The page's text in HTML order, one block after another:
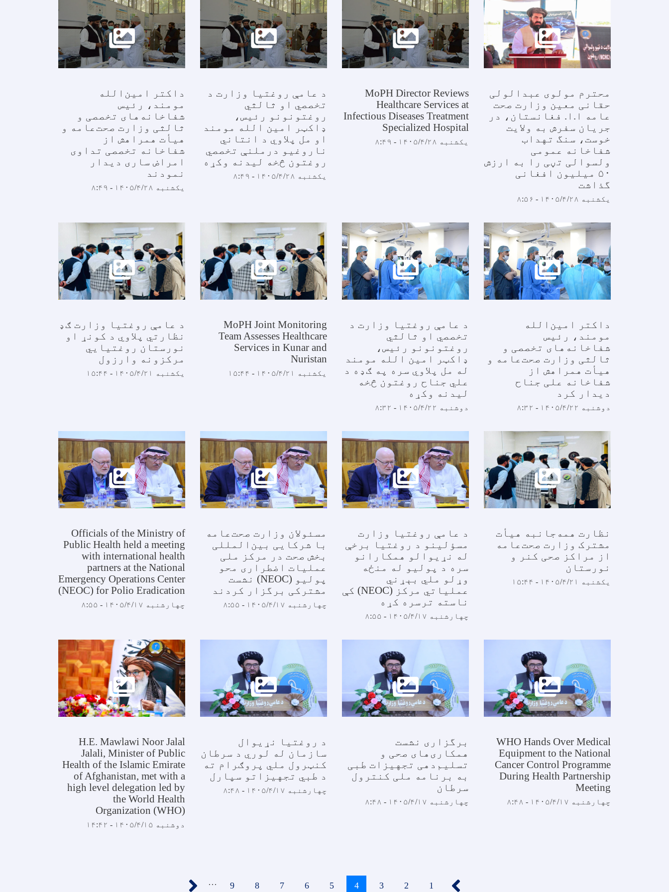
محترم مولوی عبدالولی
حقانی معین وزارت صحت
عامه ا.ا. فغانستان، در
جریان سفرش به ولایت
خوست، سنگ تهداب
شفاخانه عمومی
ولسوالی تڼی را به ارزش
۵۰ میلیون افغانی
گذاشت
یکشنبه ۱۴۰۵/۴/۲۸ - ۸:۵۶
MoPH Director Reviews
Healthcare Services at
Infectious Diseases Treatment
Specialized Hospital
یکشنبه ۱۴۰۵/۴/۲۸ - ۸:۴۹
د عامې روغتیا وزارت د
تخصصي او ثالثي
روغتونونو رئیس،
ډاکټر امین الله مومند
او مل پلاوي د انتاني
ناروغیو درملنې تخصصي
روغتون څخه لیدنه وکړه
یکشنبه ۱۴۰۵/۴/۲۸ - ۸:۴۹
داکتر امین‌الله
مومند، رئیس
شفاخانه‌های تخصصی و
ثالثی وزارت صحت‌عامه و
هیأت همراهش از
شفاخانه تخصصی تداوی
امراض ساری دیدار
نمودند
یکشنبه ۱۴۰۵/۴/۲۸ - ۸:۴۹
داکتر امین‌الله
مومند، رئیس
شفاخانه‌های تخصصی و
ثالثی وزارت صحت‌عامه و
هیأت همراهش از
شفاخانه علی جناح
دیدار کرد
دوشنبه ۱۴۰۵/۴/۲۲ - ۸:۳۲
د عامې روغتیا وزارت د
تخصصي او ثالثي
روغتونونو رئیس،
ډاکټر امین الله مومند
له مل پلاوي سره په ګډه د
علي جناح روغتون څخه
لیدنه وکړه
دوشنبه ۱۴۰۵/۴/۲۲ - ۸:۳۲
MoPH Joint Monitoring
Team Assesses Healthcare
Services in Kunar and
Nuristan
یکشنبه ۱۴۰۵/۴/۲۱ - ۱۵:۴۴
د عامې روغتیا وزارت ګډ
نظارتي پلاوي د کونړ او
نورستان روغتیايي
مرکزونه وارزول
یکشنبه ۱۴۰۵/۴/۲۱ - ۱۵:۴۴
نظارت همه‌جانبه هیأت
مشترک وزارت صحت‌عامه
از مراکز صحی کنر و
نورستان
یکشنبه ۱۴۰۵/۴/۲۱ - ۱۵:۴۴
د عامې روغتیا وزارت
مسؤلینو د روغتیا برخې
له نړیوالو همکارانو
سره د پولیو له منځه
وړلو ملي بېړني
عملیاتي مرکز (NEOC) کې
ناسته ترسره کړه
چهارشنبه ۱۴۰۵/۴/۱۷ - ۸:۵۵
مسئولان وزارت صحت‌عامه
با شرکایی بین‌المللی
بخش صحت در مرکز ملی
عملیات اضطراری محو
پولیو (NEOC) نشست
مشترکی برگزار کردند
چهارشنبه ۱۴۰۵/۴/۱۷ - ۸:۵۵
Officials of the Ministry of
Public Health held a meeting
with international health
partners at the National
Emergency Operations Center
(NEOC) for Polio Eradication
چهارشنبه ۱۴۰۵/۴/۱۷ - ۸:۵۵
WHO Hands Over Medical
Equipment to the National
Cancer Control Programme
During Health Partnership
Meeting
چهارشنبه ۱۴۰۵/۴/۱۷ - ۸:۴۸
برگزاری نشست
همکاری‌های صحی و
تسلیم‌دهی تجهیزات طبی
به برنامه ملی کنترول
سرطان
چهارشنبه ۱۴۰۵/۴/۱۷ - ۸:۴۸
د روغتیا نړیوال
سازمان له لوري د سرطان
کنټرول ملي پروګرام ته
د طبي تجهیزاتو سپارل
چهارشنبه ۱۴۰۵/۴/۱۷ - ۸:۴۸
H.E. Mawlawi Noor Jalal
Jalali, Minister of Public
Health of the Islamic Emirate
of Afghanistan, met with a
high level delegation led by
the World Health
Organization (WHO)
دوشنبه ۱۴۰۵/۴/۱۵ - ۱۴:۴۲
پاڼه
1 پاڼه
2 پاڼه
3
اوسنی
4 پاڼه
5 پاڼه
6 پاڼه
7 پاڼه
8 پاڼه
9
…